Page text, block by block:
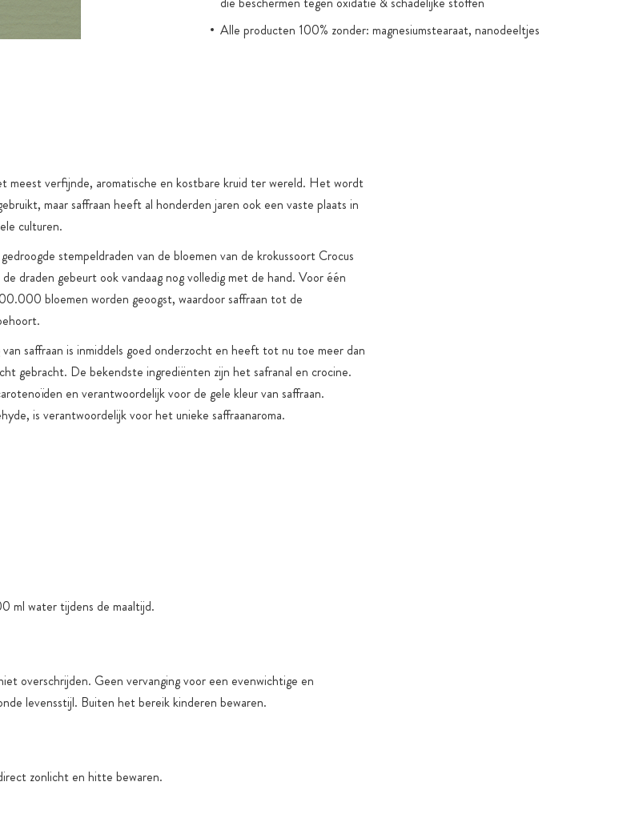
Alle producten 100% zonder: magnesiumstearaat, nanodeeltjes
meest verfijnde, aromatische en kostbare kruid ter wereld. Het wordt
maar saffraan heeft al honderden jaren ook een vaste plaats in
culturen.
stempeldraden van de bloemen van de krokussoort Crocus
draden gebeurt ook vandaag nog volledig met de hand. Voor één
bloemen worden geoogst, waardoor saffraan tot de
saffraan is inmiddels goed onderzocht en heeft tot nu toe meer dan
gebracht. De bekendste ingrediënten zijn het safranal en crocine.
en verantwoordelijk voor de gele kleur van saffraan.
is verantwoordelijk voor het unieke saffraanaroma.
ml water tijdens de maaltijd.
overschrijden. Geen vervanging voor een evenwichtige en
levensstijl. Buiten het bereik kinderen bewaren.
zonlicht en hitte bewaren.